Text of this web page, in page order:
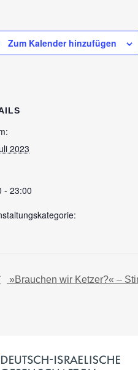
Zum Kalender hinzufügen
2023
- 23:00
»Brauchen wir Ketzer?« –